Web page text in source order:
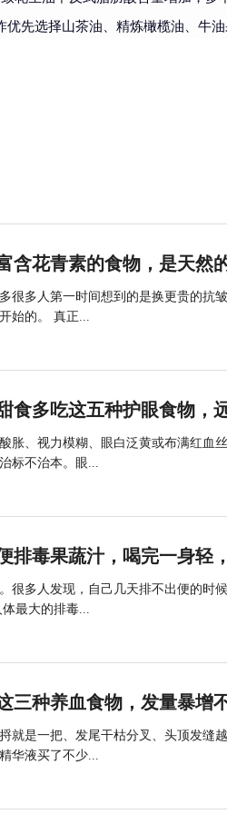
优先选择山茶油、精炼橄榄油、牛
含花青素的食物，是天然
很多人第一时间想到的是换更贵的抗
始的。 真正...
食多吃这五种护眼食物，
胀、视力模糊、眼白泛黄或布满红血
标不治本。眼...
排毒果蔬汁，喝完一身轻
很多人发现，自己几天排不出便的时
最大的排毒...
三种养血食物，发量暴增
就是一把、发尾干枯分叉、头顶发缝
华液买了不少...